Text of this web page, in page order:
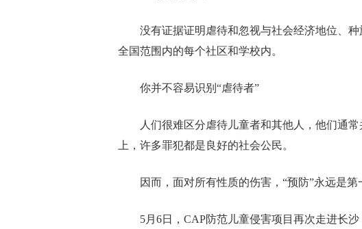
没有证据证明虐待和忽视与社会经济地位、
全国范围内的每个社区和学校内。
你并不容易识别“虐待者”
人们很难区分虐待儿童者和其他人，他们通
上，许多罪犯都是良好的社会公民。
因而，面对所有性质的伤害，“预防”永远是第
5月6日，CAP防范儿童侵害项目再次走进长